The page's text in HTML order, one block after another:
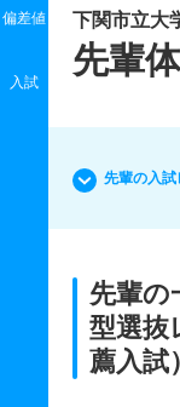
偏差値
入試
下関市立大
先輩
先輩の入試
先輩の
型選抜
薦入試）